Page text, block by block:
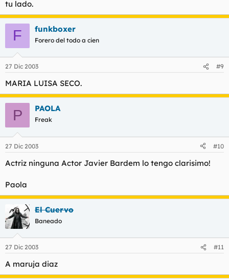
tu lado.
F funkboxer
Forero del todo a cien
27 Dic 2003 #9
MARIA LUISA SECO.
P PAOLA
Freak
27 Dic 2003 #10
Actriz ninguna Actor Javier Bardem lo tengo clarisimo!
Paola
El Cuervo
Baneado
27 Dic 2003 #11
A maruja diaz